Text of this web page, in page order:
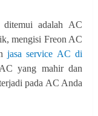
ditemui adalah AC
mengisi Freon AC
jasa service AC di
yang mahir dan
pada AC Anda